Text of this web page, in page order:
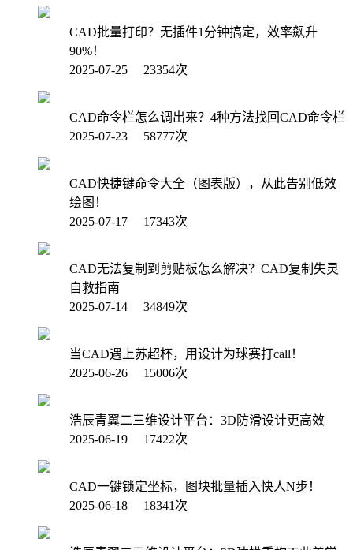
CAD批量打印？无插件1分钟搞定，效率飙升
90%！
2025-07-25 23354次
CAD命令栏怎么调出来？4种方法找回CAD命令栏
2025-07-23 58777次
CAD快捷键命令大全（图表版），从此告别低效
绘图！
2025-07-17 17343次
CAD无法复制到剪贴板怎么解决？CAD复制失灵
自救指南
2025-07-14 34849次
当CAD遇上苏超杯，用设计为球赛打call！
2025-06-26 15006次
浩辰青翼二三维设计平台：3D防滑设计更高效
2025-06-19 17422次
CAD一键锁定坐标，图块批量插入快人N步！
2025-06-18 18341次